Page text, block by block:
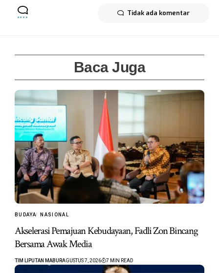
Tidak ada komentar
Baca Juga
BUDAYA NASIONAL
Akselerasi Pemajuan Kebudayaan, Fadli Zon Bincang
Bersama Awak Media
TIM LIPUTAN MABURAGUSTUS 7, 2026 7 MIN READ